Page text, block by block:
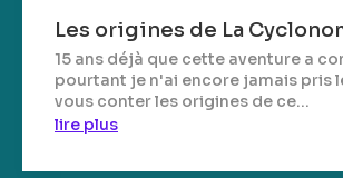
Les origines de La
15 ans déjà que cette aventure a
pourtant je n'ai encore jamais pris
vous conter les origines de ce...
lire plus